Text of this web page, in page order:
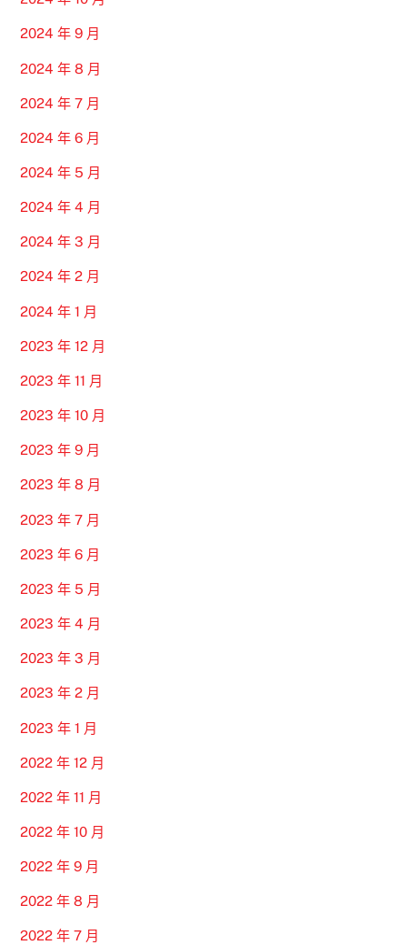
2024 年 9 月
2024 年 8 月
2024 年 7 月
2024 年 6 月
2024 年 5 月
2024 年 4 月
2024 年 3 月
2024 年 2 月
2024 年 1 月
2023 年 12 月
2023 年 11 月
2023 年 10 月
2023 年 9 月
2023 年 8 月
2023 年 7 月
2023 年 6 月
2023 年 5 月
2023 年 4 月
2023 年 3 月
2023 年 2 月
2023 年 1 月
2022 年 12 月
2022 年 11 月
2022 年 10 月
2022 年 9 月
2022 年 8 月
2022 年 7 月